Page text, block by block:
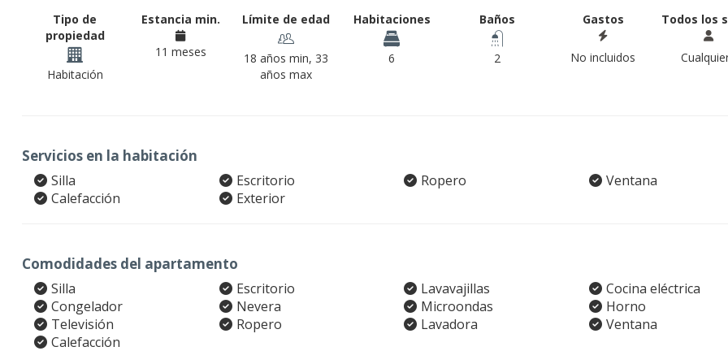
Tipo de
propiedad
Habitación
Estancia min.
11 meses
Límite de edad
18 años min, 33
años max
Habitaciones
6
Baños
2
Gastos
No incluidos
Todos los
Servicios en la habitación
Silla Escritorio Ropero
Ventana
Calefacción
Exterior
Comodidades del apartamento
Silla Escritorio Lavavajillas
Cocina eléctrica
Congelador
Nevera Microondas
Horno
Televisión
Ropero Lavadora
Ventana
Calefacción